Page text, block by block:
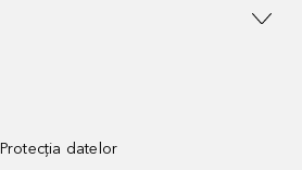
Protecția datelor